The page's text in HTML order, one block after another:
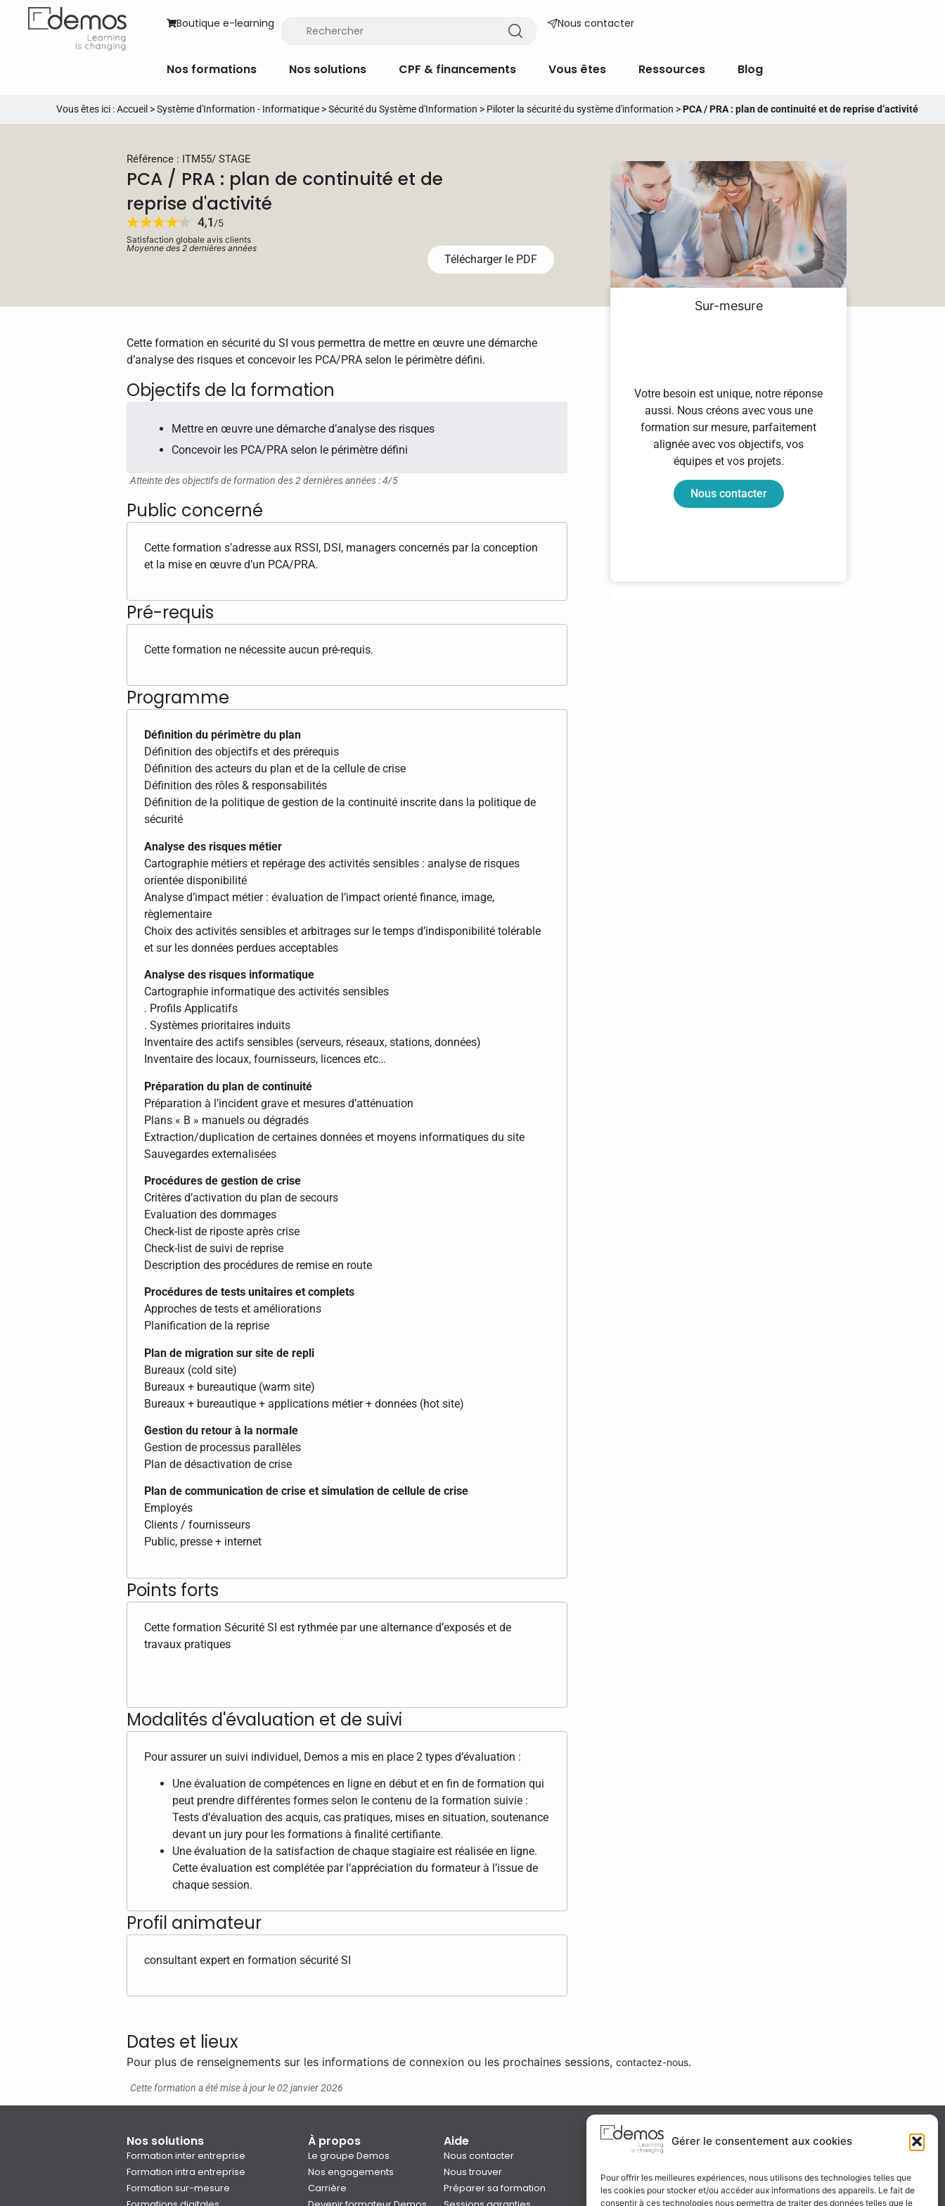
Gérer le consentement aux cookies
Pour offrir les meilleures expériences, nous utilisons des technologies telles que
les cookies pour stocker et/ou accéder aux informations des appareils. Le fait de
consentir à ces technologies nous permettra de traiter des données telles que le
Boutique e-learning Nous contacter
Nos formations Nos solutions CPF & financements Vous êtes Ressources Blog
Vous êtes ici :Accueil >Système d'Information - Informatique >Sécurité du Système d'Information > Piloter la sécurité du système d'information >PCA / PRA : plan de continuité et de reprise d’activité
Sur-mesure
Votre besoin est unique, notre réponse
aussi. Nous créons avec vous une
formation sur mesure, parfaitement
alignée avec vos objectifs, vos
équipes et vos projets.
Nous contacter
Référence : ITM55/ STAGE
PCA / PRA : plan de continuité et de
reprise d'activité
Satisfaction globale avis clients
Moyenne des 2 dernières années
Télécharger le PDF
Cette formation en sécurité du SI vous permettra de mettre en œuvre une démarche
d’analyse des risques et concevoir les PCA/PRA selon le périmètre défini.
Objectifs de la formation
Mettre en œuvre une démarche d’analyse des risques
Concevoir les PCA/PRA selon le périmètre défini
Atteinte des objectifs de formation des 2 dernières années : 4/5
Public concerné
Cette formation s’adresse aux RSSI, DSI, managers concernés par la conception
et la mise en œuvre d’un PCA/PRA.
Pré-requis
Cette formation ne nécessite aucun pré-requis.
Programme
Définition du périmètre du plan
Définition des objectifs et des prérequis
Définition des acteurs du plan et de la cellule de crise
Définition des rôles & responsabilités
Définition de la politique de gestion de la continuité inscrite dans la politique de
sécurité
Analyse des risques métier
Cartographie métiers et repérage des activités sensibles : analyse de risques
orientée disponibilité
Analyse d’impact métier : évaluation de l’impact orienté finance, image,
règlementaire
Choix des activités sensibles et arbitrages sur le temps d’indisponibilité tolérable
et sur les données perdues acceptables
Analyse des risques informatique
Cartographie informatique des activités sensibles
. Profils Applicatifs
. Systèmes prioritaires induits
Inventaire des actifs sensibles (serveurs, réseaux, stations, données)
Inventaire des locaux, fournisseurs, licences etc…
Préparation du plan de continuité
Préparation à l’incident grave et mesures d’atténuation
Plans « B » manuels ou dégradés
Extraction/duplication de certaines données et moyens informatiques du site
Sauvegardes externalisées
Procédures de gestion de crise
Critères d’activation du plan de secours
Evaluation des dommages
Check-list de riposte après crise
Check-list de suivi de reprise
Description des procédures de remise en route
Procédures de tests unitaires et complets
Approches de tests et améliorations
Planification de la reprise
Plan de migration sur site de repli
Bureaux (cold site)
Bureaux + bureautique (warm site)
Bureaux + bureautique + applications métier + données (hot site)
Gestion du retour à la normale
Gestion de processus parallèles
Plan de désactivation de crise
Plan de communication de crise et simulation de cellule de crise
Employés
Clients / fournisseurs
Public, presse + internet
Points forts
Cette formation Sécurité SI est rythmée par une alternance d’exposés et de
travaux pratiques
Modalités d'évaluation et de suivi
Pour assurer un suivi individuel, Demos a mis en place 2 types d’évaluation :
Une évaluation de compétences en ligne en début et en fin de formation qui
peut prendre différentes formes selon le contenu de la formation suivie :
Tests d’évaluation des acquis, cas pratiques, mises en situation, soutenance
devant un jury pour les formations à finalité certifiante.
Une évaluation de la satisfaction de chaque stagiaire est réalisée en ligne.
Cette évaluation est complétée par l’appréciation du formateur à l’issue de
chaque session.
Profil animateur
consultant expert en formation sécurité SI
Dates et lieux
Pour plus de renseignements sur les informations de connexion ou les prochaines sessions, contactez-nous.
Cette formation a été mise à jour le 02 janvier 2026
Nos solutions
Formation inter entreprise
Formation intra entreprise
Formation sur-mesure
À propos
Le groupe Demos
Nos engagements
Carrière
Aide
Nous contacter
Nous trouver
Préparer sa formation
Qualité & certification
Notre certificat